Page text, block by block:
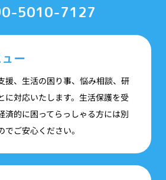
5010-7127
ー
援、生活の困り事、悩み相談、研
に対応いたします。生活保護を受
済的に困ってらっしゃる方には別
ご安心ください。